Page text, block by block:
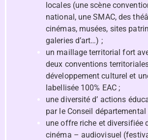
locales (une scène
national, une SMAC, des
cinémas, musées, sites
galeries d’art…) ;
un maillage territorial fort
deux conventions
développement culturel et
labellisée 100% EAC ;
une diversité d’ actions
par le Conseil départemental
une offre riche et diversifiée
cinéma – audiovisuel